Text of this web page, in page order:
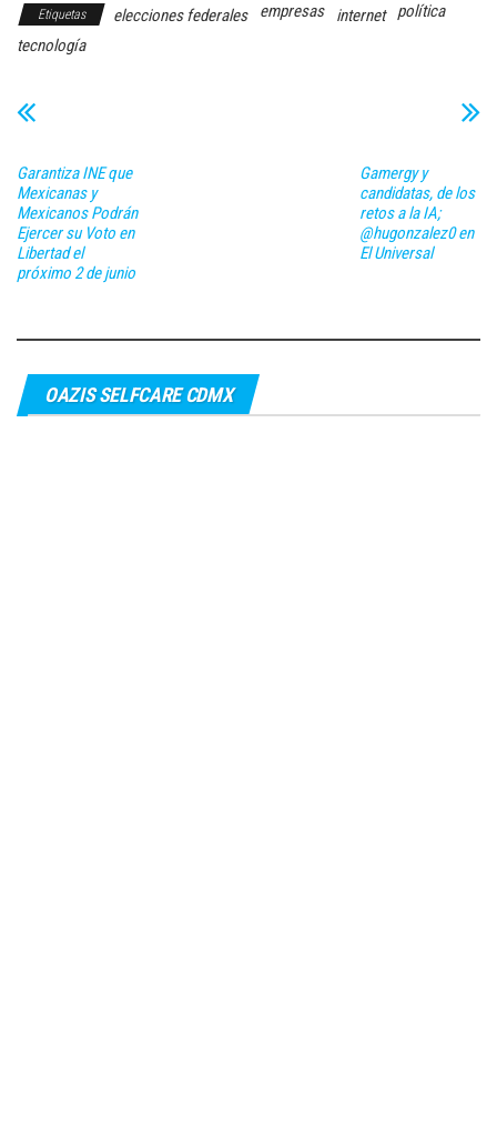
Etiquetas elecciones federales empresas internet
política
tecnología
Garantiza INE que
Mexicanas y
Mexicanos Podrán
Ejercer su Voto en
Libertad el
próximo 2 de junio
Gamergy y
candidatas, de los
retos a la IA;
@hugonzalez0 en
El Universal
OAZIS SELFCARE CDMX